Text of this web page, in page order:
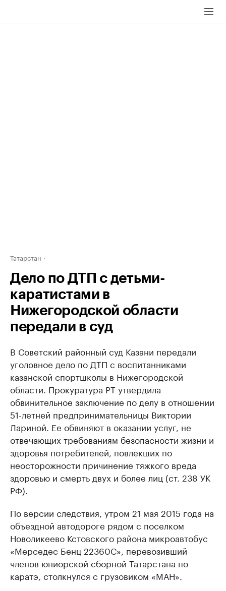
Татарстан
Дело по ДТП с детьми-
каратистами в
Нижегородской области
передали в суд
В Советский районный суд Казани передали
уголовное дело по ДТП с воспитанниками
казанской спортшколы в Нижегородской
области. Прокуратура РТ утвердила
обвинительное заключение по делу в отношении
51-летней предпринимательницы Виктории
Лариной. Ее обвиняют в оказании услуг, не
отвечающих требованиям безопасности жизни и
здоровья потребителей, повлекших по
неосторожности причинение тяжкого вреда
здоровью и смерть двух и более лиц (ст. 238 УК
РФ).
По версии следствия, утром 21 мая 2015 года на
объездной автодороге рядом с поселком
Новоликеево Кстовского района микроавтобус
«Мерседес Бенц 22360С», перевозивший
членов юниорской сборной Татарстана по
каратэ, столкнулся с грузовиком «МАН».